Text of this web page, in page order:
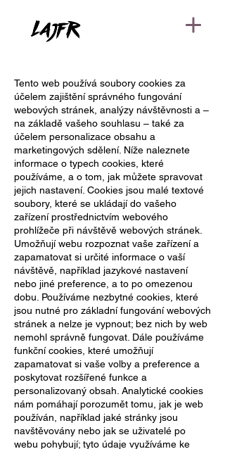
Tento web používá soubory cookies za
účelem zajištění správného fungování
webových stránek, analýzy návštěvnosti a –
na základě vašeho souhlasu – také za
účelem personalizace obsahu a
marketingových sdělení. Níže naleznete
informace o typech cookies, které
používáme, a o tom, jak můžete spravovat
jejich nastavení. Cookies jsou malé textové
soubory, které se ukládají do vašeho
zařízení prostřednictvím webového
prohlížeče při návštěvě webových stránek.
Umožňují webu rozpoznat vaše zařízení a
zapamatovat si určité informace o vaší
návštěvě, například jazykové nastavení
nebo jiné preference, a to po omezenou
dobu. Používáme nezbytné cookies, které
jsou nutné pro základní fungování webových
stránek a nelze je vypnout; bez nich by web
nemohl správně fungovat. Dále používáme
funkční cookies, které umožňují
zapamatovat si vaše volby a preference a
poskytovat rozšířené funkce a
personalizovaný obsah. Analytické cookies
nám pomáhají porozumět tomu, jak je web
používán, například jaké stránky jsou
navštěvovány nebo jak se uživatelé po
webu pohybují; tyto údaje využíváme ke